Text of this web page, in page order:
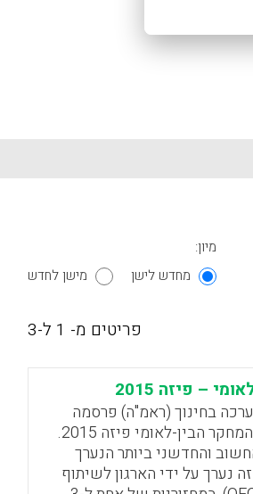
מיון:
מחדש לישן
מישן לחדש
פריטים מ- 1 ל-3
– פיזה 2015
בחינוך (ראמ"ה) פרסמה
היום ממצאים ראשוניים מהמחקר הבין-לאומי פיזה 2015.
והחדשני ביותר הנערך
נערך על ידי הארגון לשיתוף